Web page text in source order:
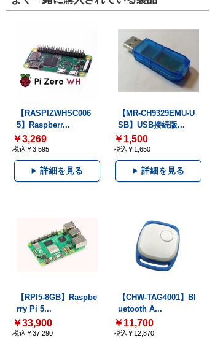
【RASPIZWHSC006
5】Raspberr...
￥3,269
税込￥3,595
詳細を見る
【MR-CH9329EMU-U
SB】USB接続版...
￥1,500
税込￥1,650
詳細を見る
【RPI5-8GB】Raspbe
rry Pi 5...
￥33,900
税込￥37,290
【CHW-TAG4001】Bl
uetooth A...
￥11,700
税込￥12,870